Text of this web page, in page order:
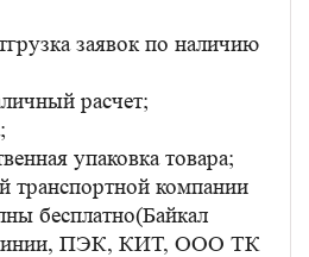
заявок по наличию
расчет;
упаковка товара;
транспортной компании
бесплатно(Байкал
линии, ПЭК, КИТ, ООО ТК